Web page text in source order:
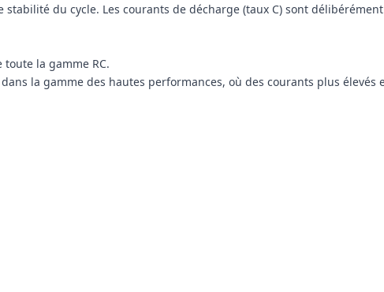
du cycle. Les courants de décharge (taux C) sont
toute la gamme RC.
la gamme des hautes performances, où des courants plus